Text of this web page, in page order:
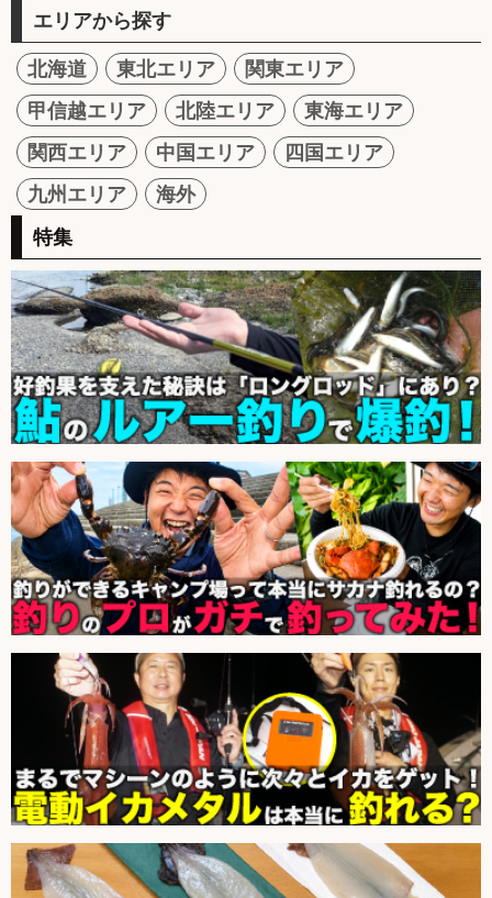
エリアから探す
北海道 東北エリア
関東エリア
甲信越エリア
北陸エリア
東海エリア
関西エリア
中国エリア
四国エリア
九州エリア
海外
特集